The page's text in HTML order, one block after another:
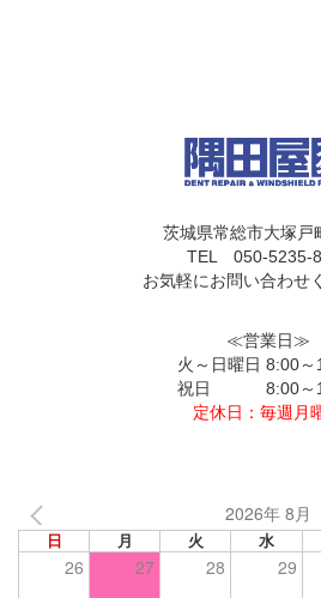
茨城県常総市大塚戸
TEL 050-5235-
お気軽にお問い合わせ
≪営業日≫
火～日曜日 8:00～
祝日 8:00～
定休日：毎週月
2026年 8月
日 月 火 水
26 27 28 29